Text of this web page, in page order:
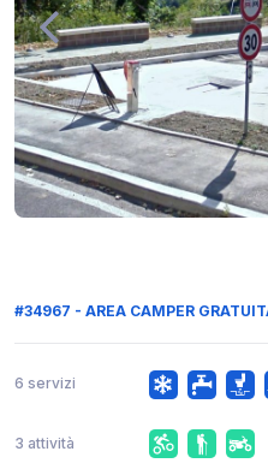
#34967 - AREA CAMPER
6 servizi
3 attività